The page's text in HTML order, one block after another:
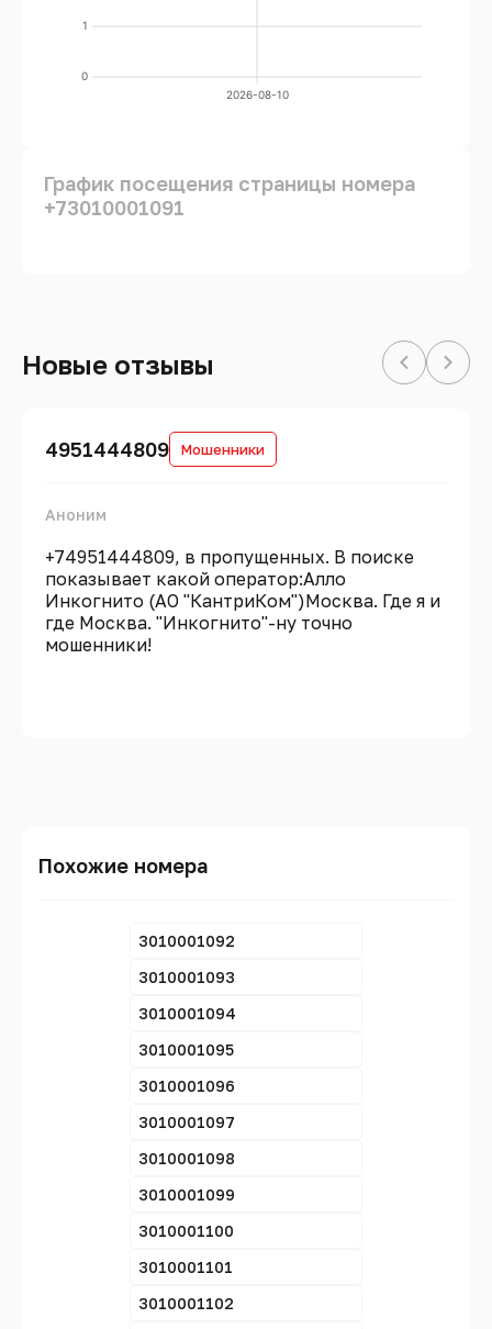
0
1
2026-08-10
График посещения страницы номера
+73010001091
Новые отзывы
4951444809 Мошенники
Аноним
+74951444809, в пропущенных. В поиске
показывает какой оператор:Алло
Инкогнито (АО "КантриКом")Москва. Где я и
где Москва. "Инкогнито"-ну точно
мошенники!
Похожие номера
3010001092
3010001093
3010001094
3010001095
3010001096
3010001097
3010001098
3010001099
3010001100
3010001101
3010001102